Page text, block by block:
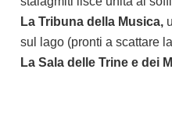
La Tribuna della Musica,
sul lago (pronti a scattare
La Sala delle Trine e dei